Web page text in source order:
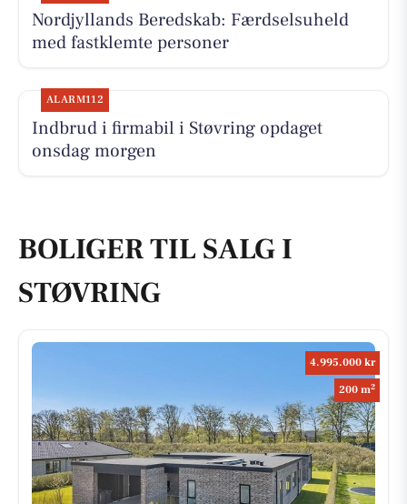
Nordjyllands Beredskab: Færdselsuheld
med fastklemte personer
ALARM112
Indbrud i firmabil i Støvring opdaget
onsdag morgen
BOLIGER TIL SALG I
STØVRING
4.995.000 kr
200 m2